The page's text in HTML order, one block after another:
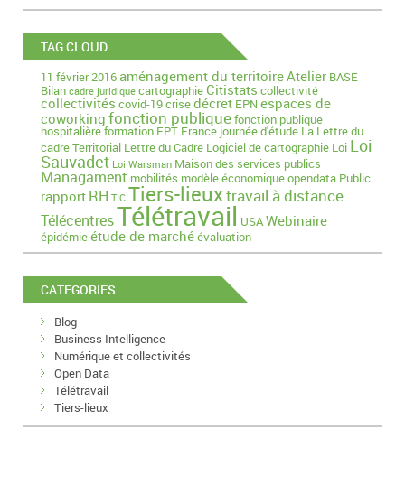
TAG CLOUD
11 février 2016aménagement du territoireAtelier BASE
Bilan cadre juridique cartographieCitistats collectivité
collectivités covid-19crisedécret EPN espaces de
coworking fonction publiquefonction publique
hospitalièreformation FPT France journée d'étude La Lettre du
cadre Territorial Lettre du Cadre Logiciel de cartographie Loi Loi
Sauvadet Loi Warsman Maison des services publics
Managament mobilités modèle économiqueopendata Public
rapport RH TIC Tiers-lieuxtravail à distance
TélécentresTélétravail USAWebinaire
épidémieétude de marchéévaluation
CATEGORIES
Blog
Business Intelligence
Numérique et collectivités
Open Data
Télétravail
Tiers-lieux